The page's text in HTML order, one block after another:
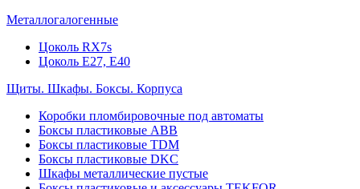
Металлогалогенные
Цоколь RX7s
Цоколь Е27, E40
Щиты. Шкафы. Боксы. Корпуса
Коробки пломбировочные под автоматы
Боксы пластиковые ABB
Боксы пластиковые TDM
Боксы пластиковые DKC
Шкафы металлические пустые